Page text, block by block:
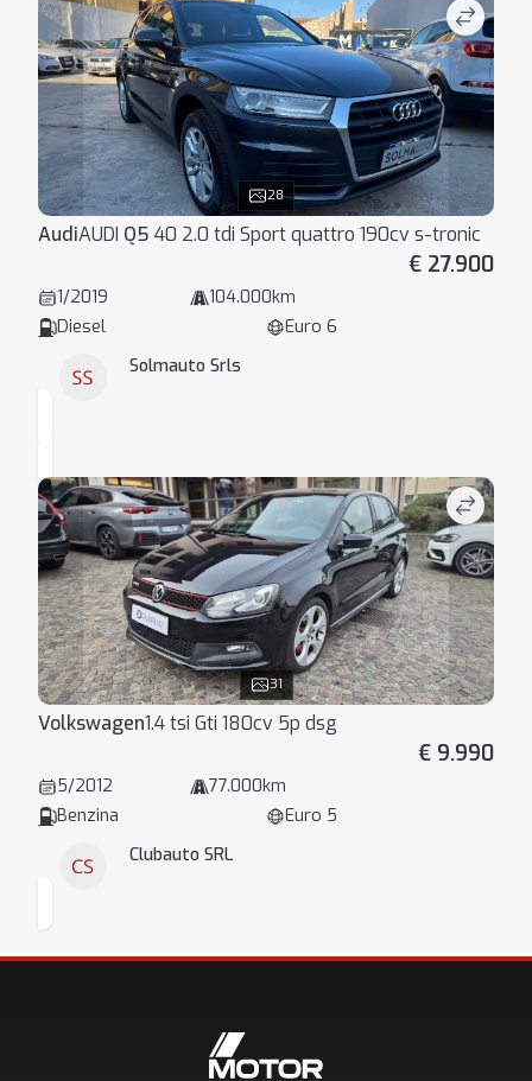
28
AudiAUDI Q5 40 2.0 tdi Sport quattro 190cv s-tronic
€ 27.900
1/2019
104.000km
Diesel
Euro 6
Solmauto Srls
31
Volkswagen1.4 tsi Gti 180cv 5p dsg
€ 9.990
5/2012
77.000km
Benzina
Euro 5
Clubauto SRL